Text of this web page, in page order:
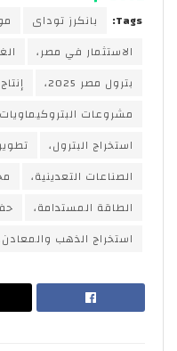
Tags: بانكرز توداى
الاستثمار في مصر،
بترول مصر 2025،
مشروعات
استخراج البترول،
الصناعات التعدينية،
الطاقة المستدامة،
استخراج الذهب والمعادن.